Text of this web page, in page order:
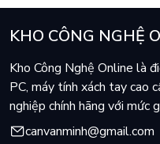
KHO CÔNG NGHỆ
Kho Công Nghệ Online là
PC, máy tính xách tay cao
nghiệp chính hãng với mức
canvanminh@gmail.com